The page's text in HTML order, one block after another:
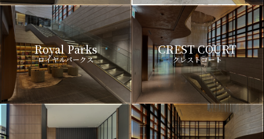
Royal Parks
ロイヤルパークス
CREST COURT
クレストコート